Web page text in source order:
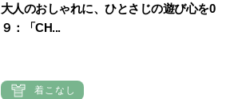
大人のおしゃれに、ひとさじの遊び心を0
９：「CH...
着こなし